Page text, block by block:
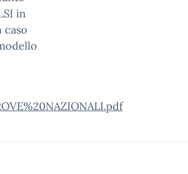
in
caso